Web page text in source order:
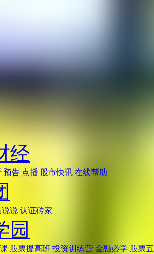
经
预告 点播 股市快讯 在线帮助
说 认证砖家
园
股票提高班 投资训练营 金融必学 股票